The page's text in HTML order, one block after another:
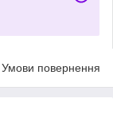
Умови повернення